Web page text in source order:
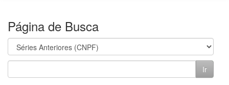
Página de Busca